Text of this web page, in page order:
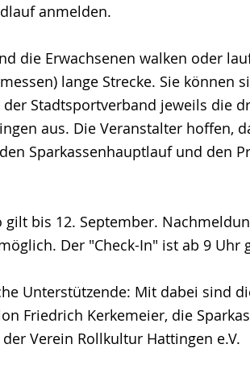
anmelden.
die Erwachsenen walken oder
lange Strecke. Sie können
Stadtsportverband jeweils die
aus. Die Veranstalter hoffen,
Sparkassenhauptlauf und den
gilt bis 12. September.
Der "Check-In" ist ab 9 Uhr
Unterstützende: Mit dabei sind
Friedrich Kerkemeier, die
Verein Rollkultur Hattingen e.V.